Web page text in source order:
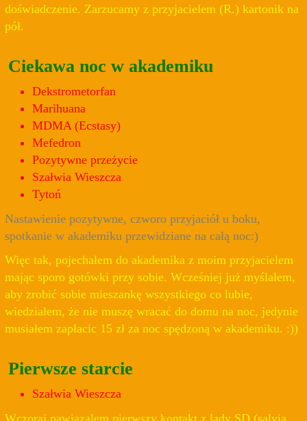
doświadczenie. Zarzucamy z przyjacielem (R.) kartonik na
pół.
Ciekawa noc w akademiku
Dekstrometorfan
Marihuana
MDMA (Ecstasy)
Mefedron
Pozytywne przeżycie
Szałwia Wieszcza
Tytoń
Nastawienie pozytywne, czworo przyjaciół u boku,
spotkanie w akademiku przewidziane na całą noc:)
Więc tak, pojechałem do akademika z moim przyjacielem
mając sporo gotówki przy sobie. Wcześniej już myślałem,
aby zrobić sobie mieszankę wszystkiego co lubie,
wiedziałem, że nie muszę wracać do domu na noc, jedynie
musiałem zapłacic 15 zł za noc spędzoną w akademiku. :))
Pierwsze starcie
Szałwia Wieszcza
Wczoraj nawiazalem pierwszy kontakt z lady SD (salvia